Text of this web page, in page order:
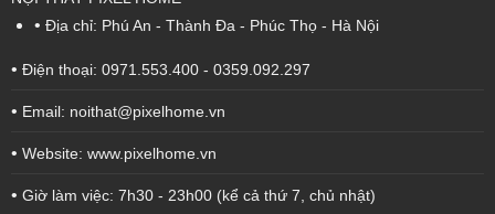
• Địa chỉ: Phú An - Thành Đa - Phúc Thọ - Hà Nội
• Điện thoại: 0971.553.400 - 0359.092.297
• Email: noithat@pixelhome.vn
• Website: www.pixelhome.vn
• Giờ làm việc: 7h30 - 23h00 (kể cả thứ 7, chủ nhật)